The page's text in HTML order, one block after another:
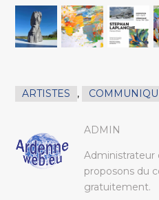
ARTISTES ,
ADMIN
Administrateur
proposons du
gratuitement.